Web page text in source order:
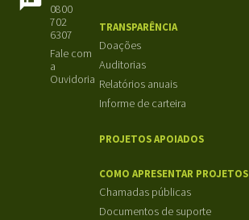
0800
702
6307
Fale com
a
Ouvidoria
TRANSPARÊNCIA
Doações
Auditorias
Relatórios anuais
Informe de carteira
PROJETOS APOIADOS
COMO APRESENTAR PROJETOS
Chamadas públicas
Documentos de suporte